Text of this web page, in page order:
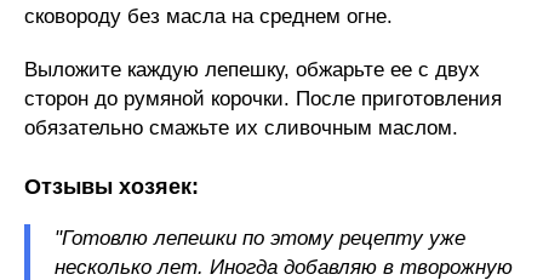
сковороду без масла на среднем огне.
Выложите каждую лепешку, обжарьте ее с двух
сторон до румяной корочки. После приготовления
обязательно смажьте их сливочным маслом.
Отзывы хозяек:
"Готовлю лепешки по этому рецепту уже
несколько лет. Иногда добавляю в творожную